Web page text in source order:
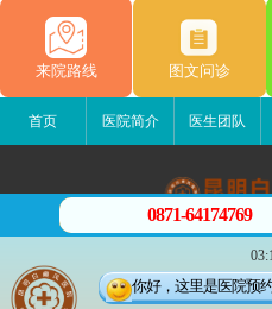
来院路线 图文问诊
首页 医院简介 医生团队
昆明白
昆明市五华
版权所有：昆
0871-64174769
你好，这里是医院预